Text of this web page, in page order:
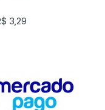
3,29